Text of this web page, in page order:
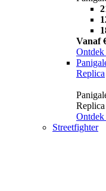
Vanaf
Ontdek
Replica
Replica
Ontdek
Streetfighter